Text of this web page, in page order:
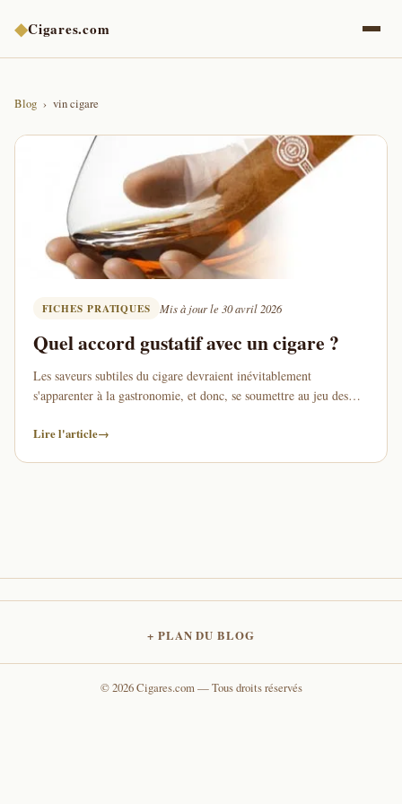
◆Cigares.com
Blog vin cigare
FICHES PRATIQUES Mis à jour le 30 avril 2026
Quel accord gustatif avec un cigare ?
Les saveurs subtiles du cigare devraient inévitablement
s'apparenter à la gastronomie, et donc, se soumettre au jeu des
Lire l'article→
PLAN DU BLOG
© 2026 Cigares.com — Tous droits réservés